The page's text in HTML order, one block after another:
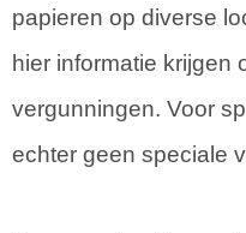
papieren op diverse
hier informatie krijgen
vergunningen. Voor
echter geen speciale